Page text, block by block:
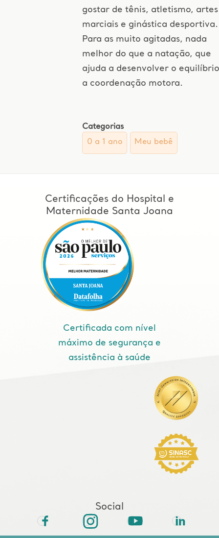
gostar de tênis, atletismo, artes
marciais e ginástica desportiva.
Para as muito agitadas, nada
melhor do que a natação, que
ajuda a desenvolver o
a coordenação motora.
Categorias
0 a 1 ano
Meu bebê
Certificações do Hospital e
Maternidade Santa Joana
Certificada com nível
máximo de segurança e
assistência à saúde
Social